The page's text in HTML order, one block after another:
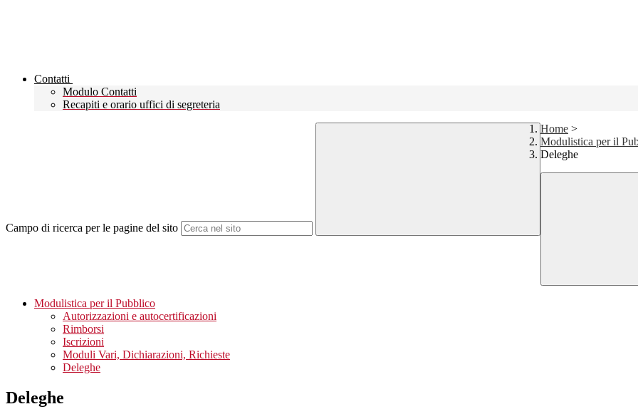
Contatti
Modulo Contatti
Recapiti e orario uffici di segreteria
Campo di ricerca per le pagine del sito
Home >
Modulistica per il
Deleghe
Modulistica per il Pubblico
Autorizzazioni e autocertificazioni
Rimborsi
Iscrizioni
Moduli Vari, Dichiarazioni, Richieste
Deleghe
Deleghe